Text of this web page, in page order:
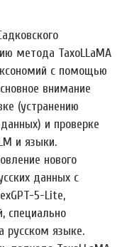
метода TaxoLLaMA
с помощью
внимание
(устранению
и проверке
и языки.
нового
данных с
5-Lite,
специально
русском языке.